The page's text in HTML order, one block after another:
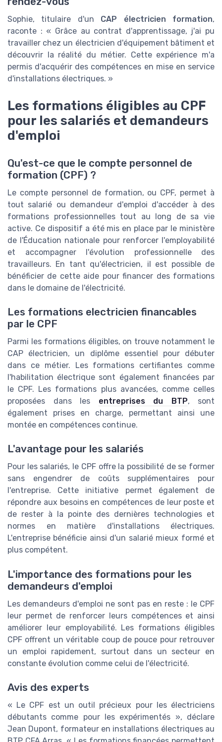
Sophie, titulaire d'un CAP électricien formation,
raconte : « Grâce au contrat d'apprentissage, j'ai pu
travailler chez un électricien d'équipement bâtiment et
découvrir la réalité du métier. Cette expérience m'a
permis d'acquérir des compétences en mise en service
d'installations électriques. »
Les formations éligibles au CPF
pour les salariés et demandeurs
d'emploi
Qu'est-ce que le compte personnel de
formation (CPF) ?
Le compte personnel de formation, ou CPF, permet à
tout salarié ou demandeur d'emploi d'accéder à des
formations professionnelles tout au long de sa vie
active. Ce dispositif a été mis en place par le ministère
de l'Éducation nationale pour renforcer l'employabilité
et accompagner l'évolution professionnelle des
travailleurs. En tant qu'électricien, il est possible de
bénéficier de cette aide pour financer des formations
dans le domaine de l'électricité.
Les formations electricien financables
par le CPF
Parmi les formations éligibles, on trouve notamment le
CAP électricien, un diplôme essentiel pour débuter
dans ce métier. Les formations certifiantes comme
l'habilitation électrique sont également financées par
le CPF. Les formations plus avancées, comme celles
proposées dans les entreprises du BTP, sont
également prises en charge, permettant ainsi une
montée en compétences continue.
L'avantage pour les salariés
Pour les salariés, le CPF offre la possibilité de se former
sans engendrer de coûts supplémentaires pour
l'entreprise. Cette initiative permet également de
répondre aux besoins en compétences de leur poste et
de rester à la pointe des dernières technologies et
normes en matière d'installations électriques.
L'entreprise bénéficie ainsi d'un salarié mieux formé et
plus compétent.
L'importance des formations pour les
demandeurs d'emploi
Les demandeurs d'emploi ne sont pas en reste : le CPF
leur permet de renforcer leurs compétences et ainsi
améliorer leur employabilité. Les formations éligibles
CPF offrent un véritable coup de pouce pour retrouver
un emploi rapidement, surtout dans un secteur en
constante évolution comme celui de l'électricité.
Avis des experts
« Le CPF est un outil précieux pour les électriciens
débutants comme pour les expérimentés », déclare
Jean Dupont, formateur en installations électriques au